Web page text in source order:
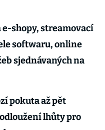
e-shopy, streamovací
softwaru, online
sjednávaných na
pokuta až pět
lhůty pro